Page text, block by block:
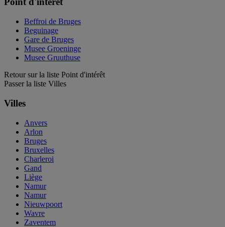
Beffroi de Bruges
Beguinage
Gare de Bruges
Musee Groeninge
Musee Gruuthuse
Retour sur la liste Point d'intérêt
Passer la liste Villes
Villes
Anvers
Arlon
Bruges
Bruxelles
Charleroi
Gand
Liège
Namur
Namur
Nieuwpoort
Wavre
Zaventem